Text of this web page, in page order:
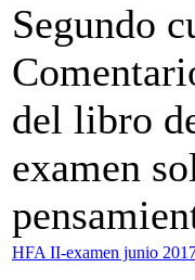
Segundo
del libro
examen
HFA II-examen junio